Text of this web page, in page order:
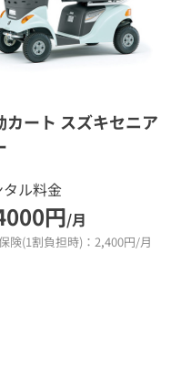
カート スズキセニア
タル料金
円/月
険(1割負担時)：2,400円/月